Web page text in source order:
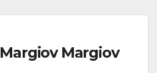
Margiov Margiov